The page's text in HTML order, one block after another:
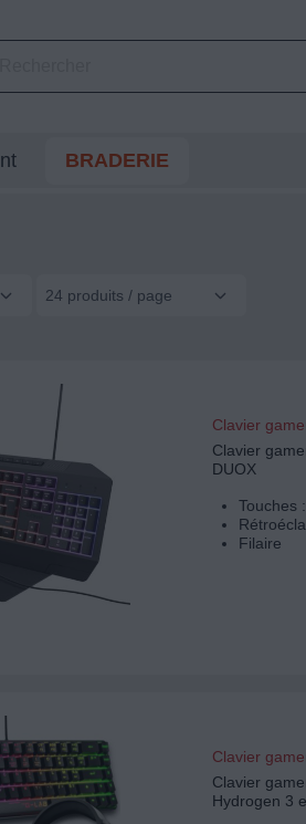
BRADERIE
24 produits / page
Clavier
Clavier
DUOX
Touches
Filaire
Clavier
Clavier
Hydrogen 3